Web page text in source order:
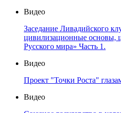
Видео
Заседание Ливадийского
цивилизационные основы,
Русского мира» Часть 1.
Видео
Проект "Точки Роста"
Видео